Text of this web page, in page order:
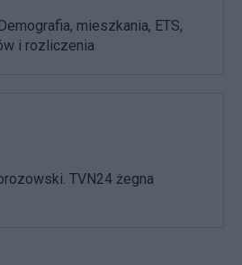
mieszkania, ETS,
i rozliczenia
TVN24 żegna